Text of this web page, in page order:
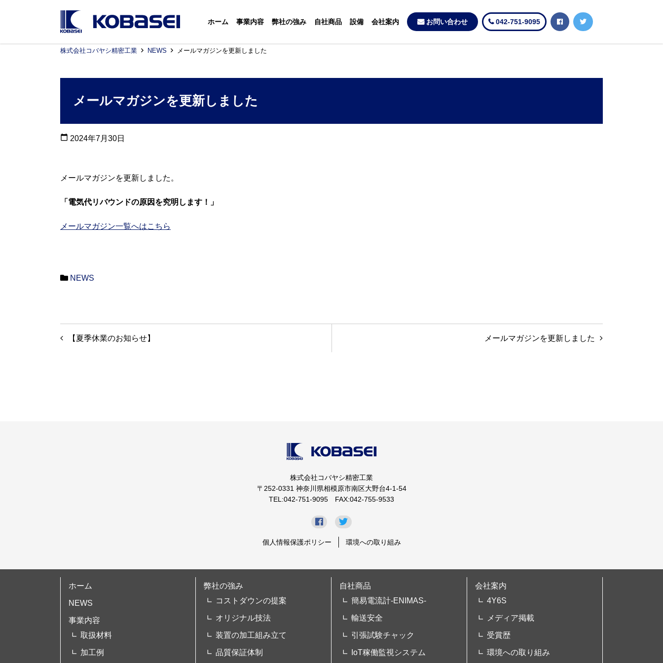
ホーム 事業内容 弊社の強み 自社商品 設備 会社案内 お問い合わせ 042-751-9095
株式会社コバヤシ精密工業 NEWS メールマガジンを更新しました
メールマガジンを更新しました
calendar_today 2024年7月30日
メールマガジンを更新しました。
「電気代リバウンドの原因を究明します！」
メールマガジン一覧へはこちら
NEWS
投
メールマガジンを更新しました
【夏季休業のお知らせ】
株式会社コバヤシ精密工業
〒252-0331 神奈川県相模原市南区大野台4-1-54
TEL:042-751-9095 FAX:042-755-9533
個人情報保護ポリシー 環境への取り組み
ホーム
NEWS
事業内容
取扱材料
加工例
弊社の強み
コストダウンの提案
オリジナル技法
装置の加工組み立て
品質保証体制
自社商品
簡易電流計-ENIMAS-
輸送安全
引張試験チャック
IoT稼働監視システム
会社案内
4Y6S
メディア掲載
受賞歴
環境への取り組み